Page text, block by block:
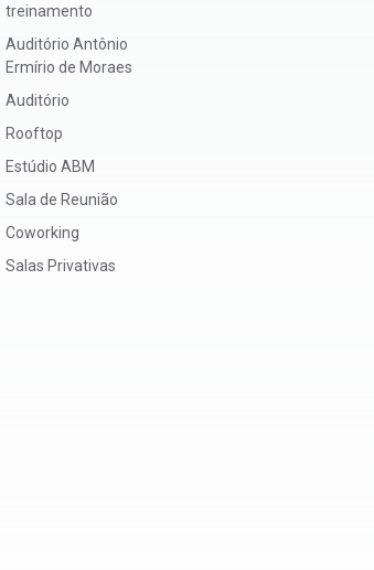
treinamento
Auditório Antônio
Ermírio de Moraes
Auditório
Rooftop
Estúdio ABM
Sala de Reunião
Coworking
Salas Privativas